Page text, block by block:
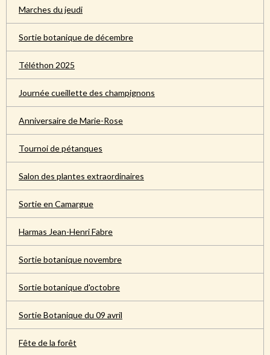
Marches du jeudi
Sortie botanique de décembre
Téléthon 2025
Journée cueillette des champignons
Anniversaire de Marie-Rose
Tournoi de pétanques
Salon des plantes extraordinaires
Sortie en Camargue
Harmas Jean-Henri Fabre
Sortie botanique novembre
Sortie botanique d'octobre
Sortie Botanique du 09 avril
Fête de la forêt